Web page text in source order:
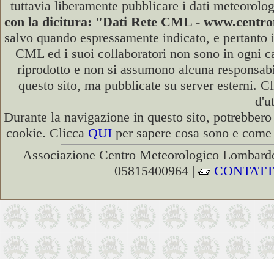
tuttavia liberamente pubblicare i dati
con la dicitura: "Dati Rete CML -
salvo quando espressamente indicato, e
CML ed i suoi collaboratori non sono in ogni
riprodotto e non si assumono alcuna
questo sito, ma pubblicate su server esterni.
Durante la navigazione in questo sito,
cookie. Clicca QUI per sapere cosa sono e
Associazione Centro Meteorologico
05815400964 |